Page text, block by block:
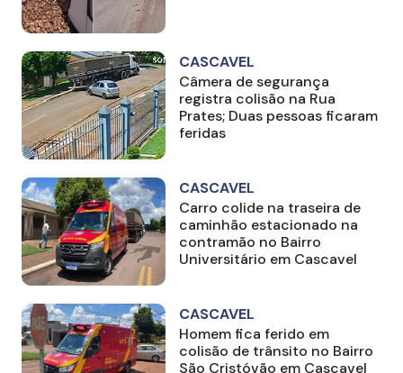
CASCAVEL
Câmera de segurança
registra colisão na Rua
Prates; Duas pessoas ficaram
feridas
CASCAVEL
Carro colide na traseira de
caminhão estacionado na
contramão no Bairro
Universitário em Cascavel
CASCAVEL
Homem fica ferido em
colisão de trânsito no Bairro
São Cristóvão em Cascavel